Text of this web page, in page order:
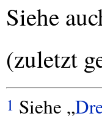
Siehe
(zuletzt
1 Siehe „